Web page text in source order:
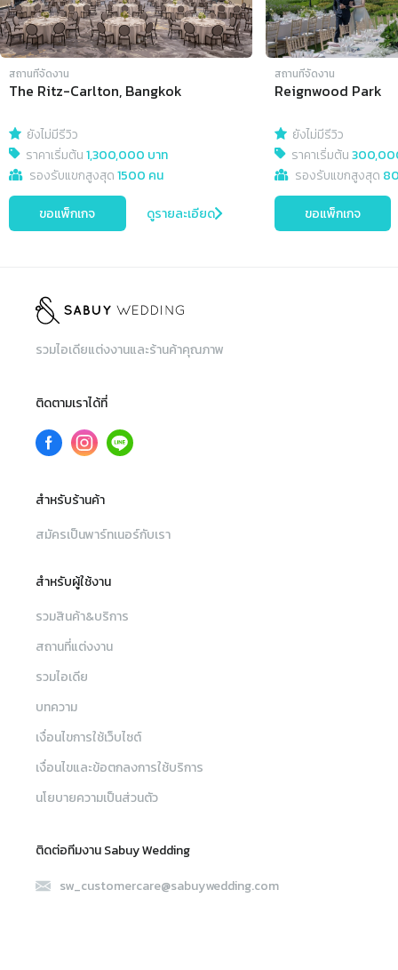
สถานที่จัดงาน
The Ritz-Carlton, Bangkok
ยังไม่มีรีวิว
ราคาเริ่มต้น1,300,000 บาท
รองรับแขกสูงสุด1500 คน
ขอแพ็กเกจ ดูรายละเอียด
สถานที่จัดงาน
Reignwood Park
ยังไม่มีรีวิว
ราคาเริ่มต้น
รองรับแขกสูงสุด
ขอแพ็กเกจ
รวมไอเดียแต่งงานและร้านค้าคุณภาพ
ติดตามเราได้ที่
สำหรับร้านค้า
สมัครเป็นพาร์ทเนอร์กับเรา
สำหรับผู้ใช้งาน
รวมสินค้า&บริการ
สถานที่แต่งงาน
รวมไอเดีย
บทความ
เงื่อนไขการใช้เว็บไซต์
เงื่อนไขและข้อตกลงการใช้บริการ
นโยบายความเป็นส่วนตัว
ติดต่อทีมงาน Sabuy Wedding
sw_customercare@sabuywedding.com